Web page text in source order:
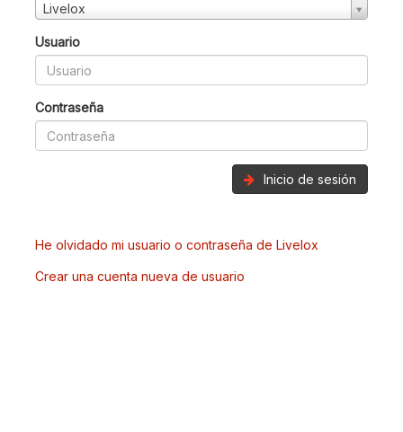
Livelox
Usuario
Contraseña
Inicio de sesión
He olvidado mi usuario o contraseña de Livelox
Crear una cuenta nueva de usuario